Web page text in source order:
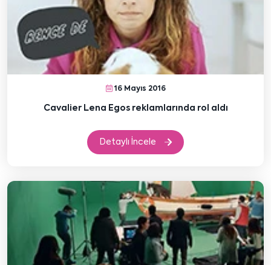
16 Mayıs 2016
Cavalier Lena Egos reklamlarında rol aldı
Detaylı İncele